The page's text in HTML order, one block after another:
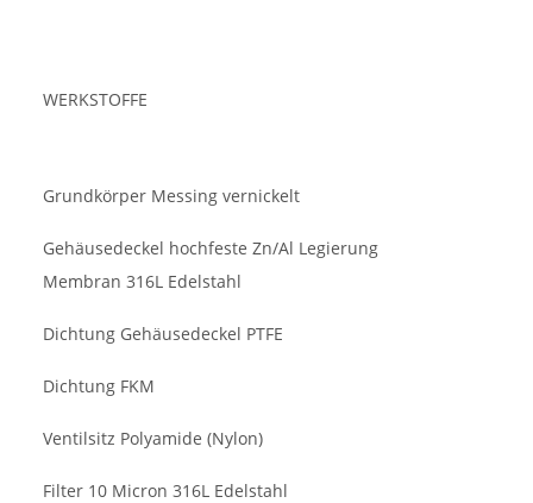
WERKSTOFFE
Grundkörper Messing vernickelt
Gehäusedeckel hochfeste Zn/Al Legierung
Membran 316L Edelstahl
Dichtung Gehäusedeckel PTFE
Dichtung FKM
Ventilsitz Polyamide (Nylon)
Filter 10 Micron 316L Edelstahl